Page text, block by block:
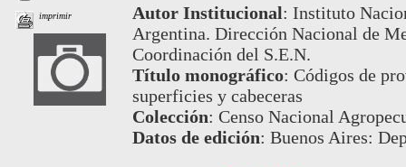
imprimir Autor Institucional: Instituto
Argentina. Dirección Nacional de
Coordinación del S.E.N.
Título monográfico: Códigos de
superficies y cabeceras
Colección: Censo Nacional
Datos de edición: Buenos Aires: